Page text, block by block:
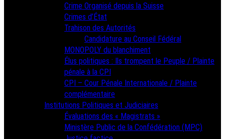
Crime Organisé depuis la Suisse
Crimes d’État
Trahison des Autorités
Candidature au Conseil Fédéral
MONOPOLY du blanchiment
Élus politiques : Ils trompent le Peuple / Plainte
pénale à la CPI
CPI – Cour Pénale Internationale / Plainte
complémentaire
Institutions Politiques et Judiciaires
Évaluations des « Magistrats »
Ministère Public de la Confédération (MPC)